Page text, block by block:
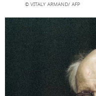
© VITALY ARMAND/ AFP